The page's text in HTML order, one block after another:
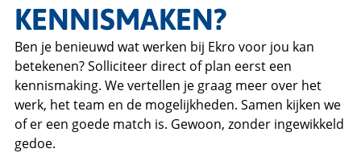
KENNISMAKEN?
Ben je benieuwd wat werken bij Ekro voor jou kan
betekenen? Solliciteer direct of plan eerst een
kennismaking. We vertellen je graag meer over het
werk, het team en de mogelijkheden. Samen kijken we
of er een goede match is. Gewoon, zonder ingewikkeld
gedoe.